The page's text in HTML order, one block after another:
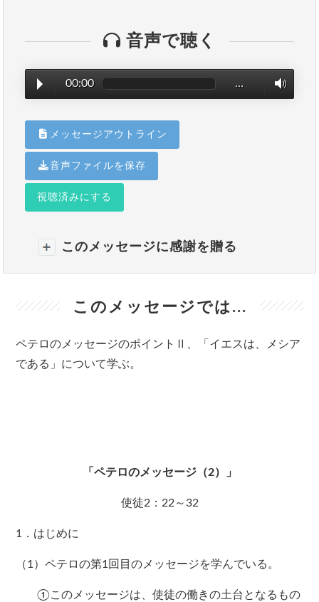
音声で聴く
00:00 …
メッセージアウトライン
音声ファイルを保存
視聴済みにする
このメッセージに感謝を贈る
このメッセージでは...
ペテロのメッセージのポイントⅡ、「イエスは、メシア
である」について学ぶ。
「ペテロのメッセージ（2）」
使徒2：22～32
1．はじめに
（1）ペテロの第1回目のメッセージを学んでいる。
①このメッセージは、使徒の働きの土台となるもの